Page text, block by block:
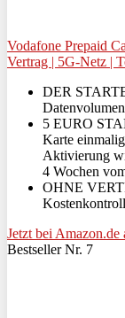
Vodafone Prepaid
Vertrag | 5G-Netz |
DER
5 EURO
Karte
Aktivierung
4 Wochen
OHNE
Jetzt bei Amazon.de
Bestseller Nr. 7